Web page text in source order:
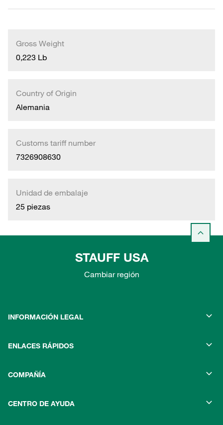
Gross Weight
0,223 Lb
Country of Origin
Alemania
Customs tariff number
7326908630
Unidad de embalaje
25 piezas
STAUFF USA
Cambiar región
INFORMACIÓN LEGAL
ENLACES RÁPIDOS
COMPAÑÍA
CENTRO DE AYUDA